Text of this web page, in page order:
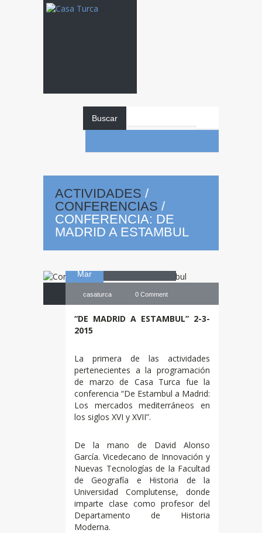
Buscar
ACTIVIDADES /
CONFERENCIAS /
CONFERENCIA: DE
MADRID A ESTAMBUL
Mar
Conferencia:
De Madrid a
casaturca 0 Comment
“DE MADRID A ESTAMBUL” 2-3-
2015
La primera de las actividades
pertenecientes a la programación
de marzo de Casa Turca fue la
conferencia “De Estambul a Madrid:
Los mercados mediterráneos en
los siglos XVI y XVII”.
De la mano de David Alonso
García. Vicedecano de Innovación y
Nuevas Tecnologías de la Facultad
de Geografía e Historia de la
Universidad Complutense, donde
imparte clase como profesor del
Departamento de Historia
Moderna.